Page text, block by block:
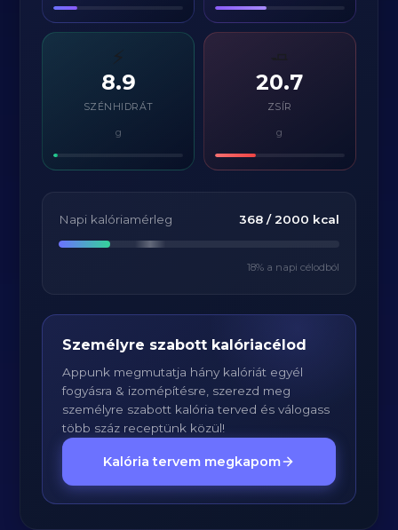
⚡
8.9
SZÉNHIDRÁT
g
20.7
ZSÍR
g
Napi kalóriamérleg 368/ 2000 kcal
18% a napi célodból
Személyre szabott kalóriacélod
Appunk megmutatja hány kalóriát egyél
fogyásra & izomépítésre, szerezd meg
személyre szabott kalória terved és válogass
több száz receptünk közül!
Kalória tervem megkapom